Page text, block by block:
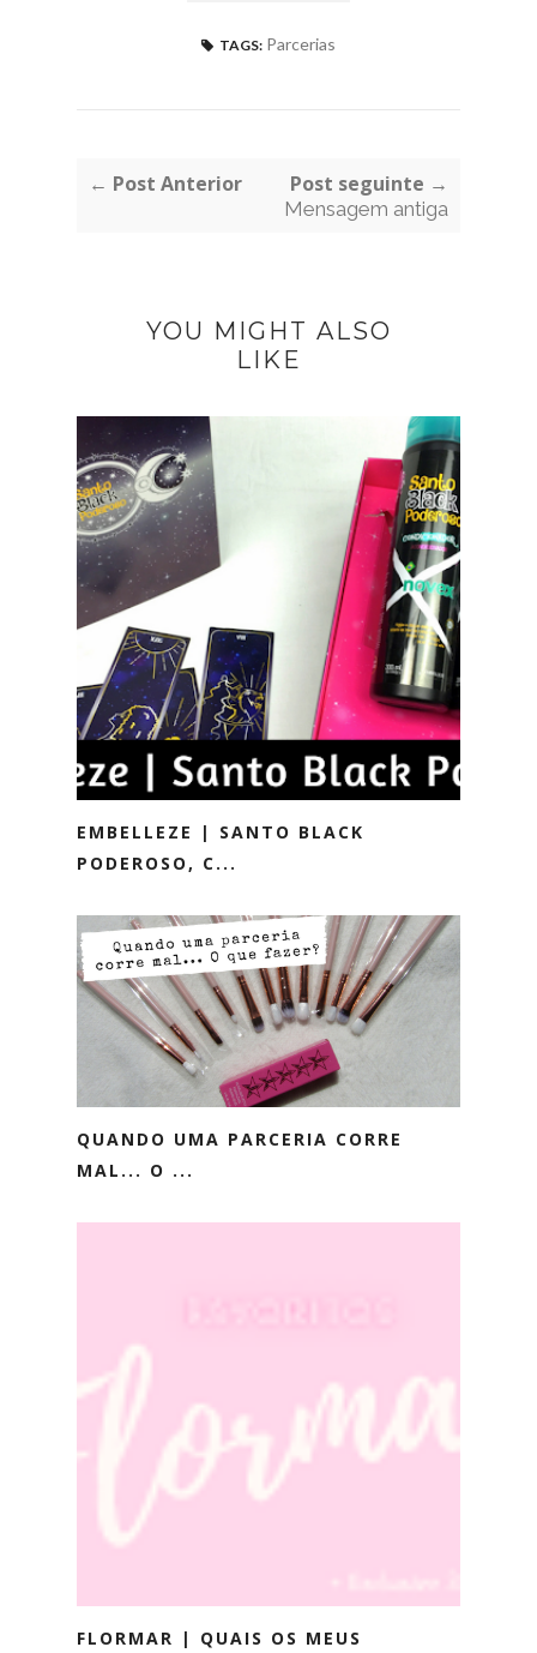
TAGS: Parcerias
← Post Anterior Post seguinte →
Mensagem antiga
YOU MIGHT ALSO
LIKE
EMBELLEZE | SANTO BLACK
PODEROSO, C...
QUANDO UMA PARCERIA CORRE
MAL... O ...
FLORMAR | QUAIS OS MEUS